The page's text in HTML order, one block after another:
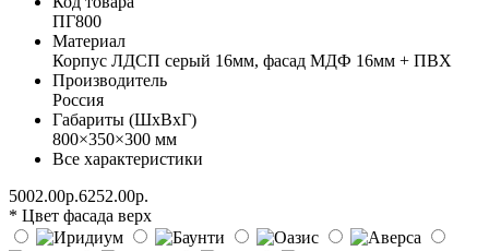
ПГ800
Материал
Корпус ЛДСП серый 16мм, фасад МДФ 16мм + ПВХ
Производитель
Россия
Габариты (ШхВхГ)
800×350×300 мм
Все характеристики
5002.00р.6252.00р.
* Цвет фасада верх